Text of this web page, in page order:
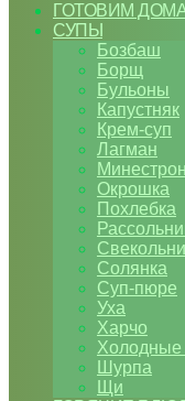
ГОТОВИМ
СУПЫ
Бозбаш
Борщ
Бульоны
Капустняк
Крем-суп
Лагман
Окрошка
Похлебка
Солянка
Суп-пюре
Уха
Харчо
Холодные
Шурпа
Щи